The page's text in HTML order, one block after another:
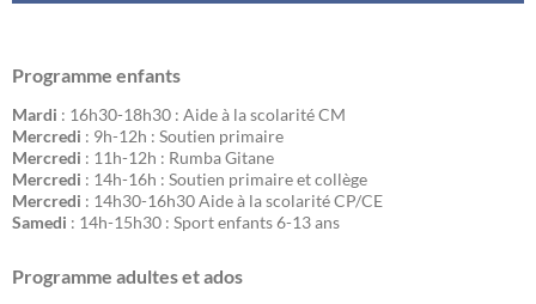
Programme enfants
Mardi : 16h30-18h30 : Aide à la scolarité CM
Mercredi : 9h-12h : Soutien primaire
Mercredi : 11h-12h : Rumba Gitane
Mercredi : 14h-16h : Soutien primaire et collège
Mercredi : 14h30-16h30 Aide à la scolarité CP/CE
Samedi : 14h-15h30 : Sport enfants 6-13 ans
Programme adultes et ados